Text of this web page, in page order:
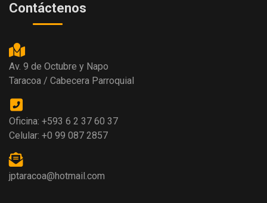
Contáctenos
Av. 9 de Octubre y Napo
Taracoa / Cabecera Parroquial
Oficina: +593 6 2 37 60 37
Celular: +0 99 087 2857
jptaracoa@hotmail.com